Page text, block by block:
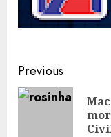
Post
navigation
Previous